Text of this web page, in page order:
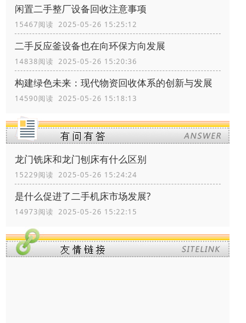
闲置二手整厂设备回收注意事项
15467阅读 2025-05-26 15:25:12
二手反应釜设备也在向环保方向发展
14838阅读 2025-05-26 15:20:36
构建绿色未来：现代物资回收体系的创新与发展
14590阅读 2025-05-26 15:18:13
龙门铣床和龙门刨床有什么区别
15229阅读 2025-05-26 15:24:24
是什么促进了二手机床市场发展?
14973阅读 2025-05-26 15:22:15